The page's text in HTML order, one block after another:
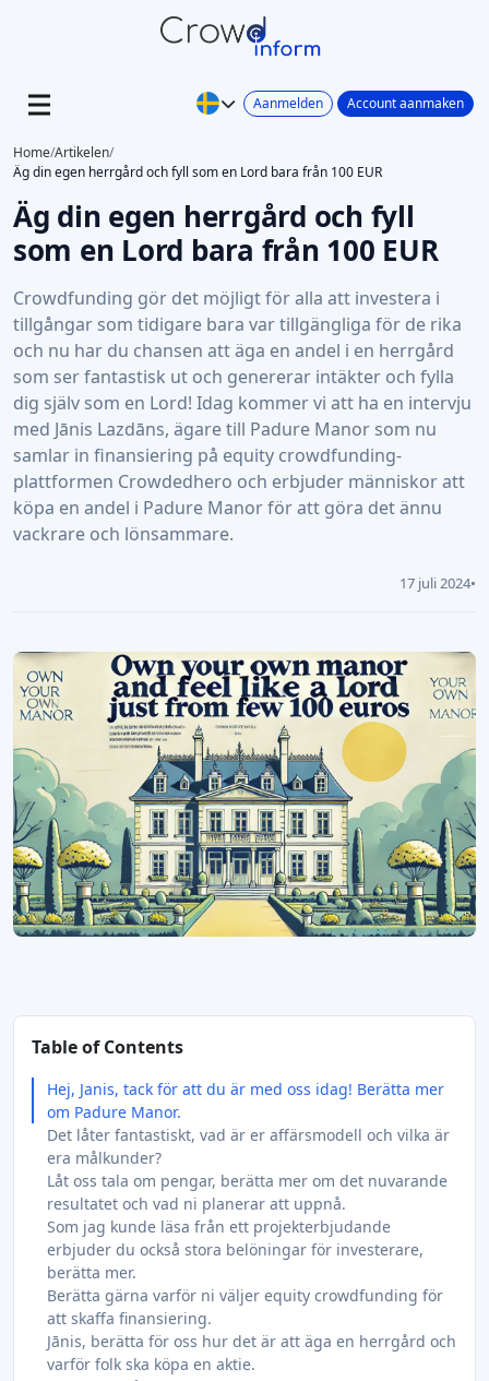
Aanmelden Account aanmaken
Home/Artikelen/
Äg din egen herrgård och fyll som en Lord bara från 100 EUR
Äg din egen herrgård och fyll
som en Lord bara från 100 EUR
Crowdfunding gör det möjligt för alla att investera i
tillgångar som tidigare bara var tillgängliga för de rika
och nu har du chansen att äga en andel i en herrgård
som ser fantastisk ut och genererar intäkter och fylla
dig själv som en Lord! Idag kommer vi att ha en intervju
med Jānis Lazdāns, ägare till Padure Manor som nu
samlar in finansiering på equity crowdfunding-
plattformen Crowdedhero och erbjuder människor att
köpa en andel i Padure Manor för att göra det ännu
vackrare och lönsammare.
17 juli 2024•
Table of Contents
Hej, Janis, tack för att du är med oss idag! Berätta mer
om Padure Manor.
Det låter fantastiskt, vad är er affärsmodell och vilka är
era målkunder?
Låt oss tala om pengar, berätta mer om det nuvarande
resultatet och vad ni planerar att uppnå.
Som jag kunde läsa från ett projekterbjudande
erbjuder du också stora belöningar för investerare,
berätta mer.
Berätta gärna varför ni väljer equity crowdfunding för
att skaffa finansiering.
Jānis, berätta för oss hur det är att äga en herrgård och
varför folk ska köpa en aktie.